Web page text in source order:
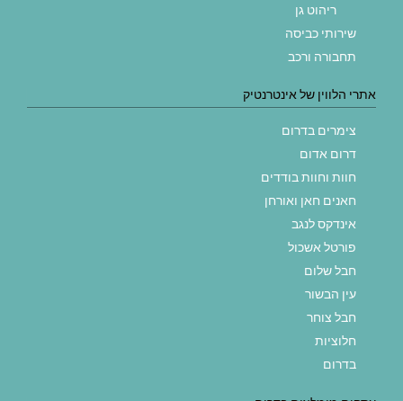
ריהוט גן
שירותי כביסה
תחבורה ורכב
אתרי הלווין של אינטרנטיק
צימרים בדרום
דרום אדום
חוות וחוות בודדים
חאנים חאן ואורחן
אינדקס לנגב
פורטל אשכול
חבל שלום
עין הבשור
חבל צוחר
חלוציות
בדרום